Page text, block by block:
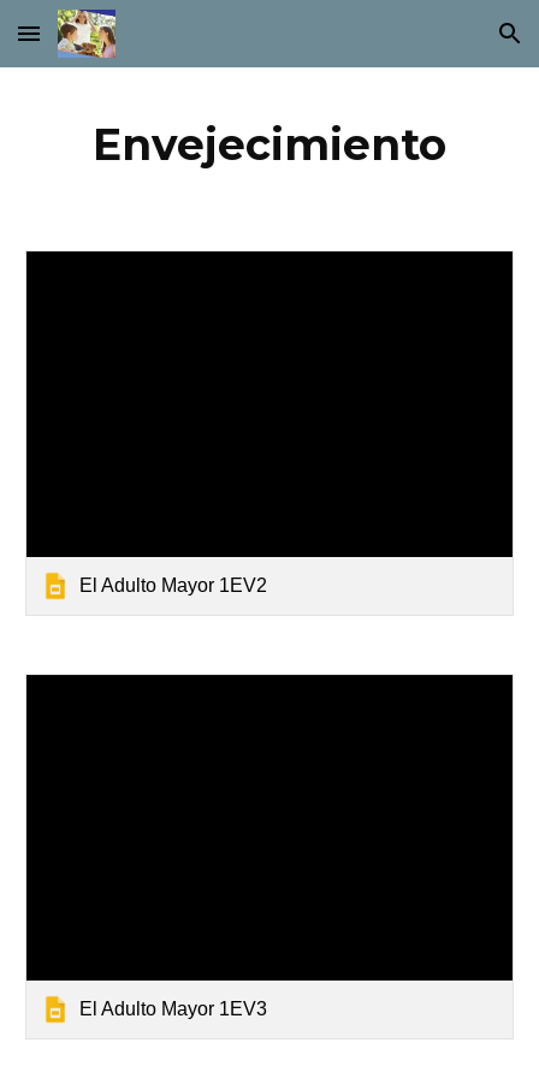
Skip to main content Skip to navigation
Envejecimiento
El Adulto Mayor 1EV2
El Adulto Mayor 1EV3